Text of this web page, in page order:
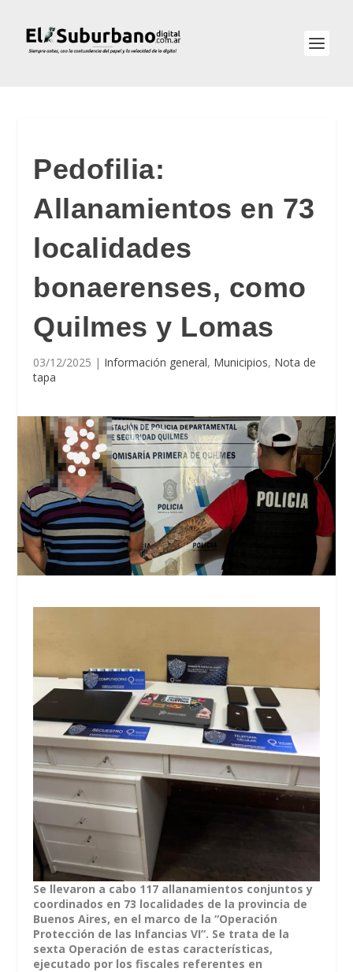
Pedofilia:
Allanamientos en 73
localidades
bonaerenses, como
Quilmes y Lomas
03/12/2025 | Información general, Municipios, Nota de
tapa
Se llevaron a cabo 117 allanamientos conjuntos y
coordinados en 73 localidades de la provincia de
Buenos Aires, en el marco de la “Operación
Protección de las Infancias VI”. Se trata de la
sexta Operación de estas características,
ejecutado por los fiscales referentes en